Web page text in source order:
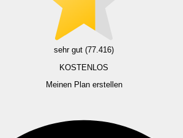
sehr gut (77.416)
KOSTENLOS
Meinen Plan erstellen